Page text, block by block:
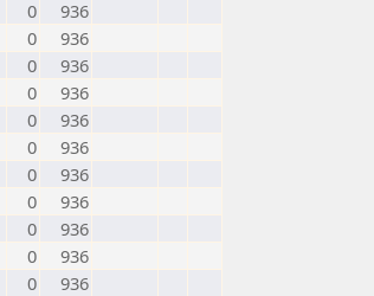
0
936
0
936
0
936
0
936
0
936
0
936
0
936
0
936
0
936
0
936
0
936